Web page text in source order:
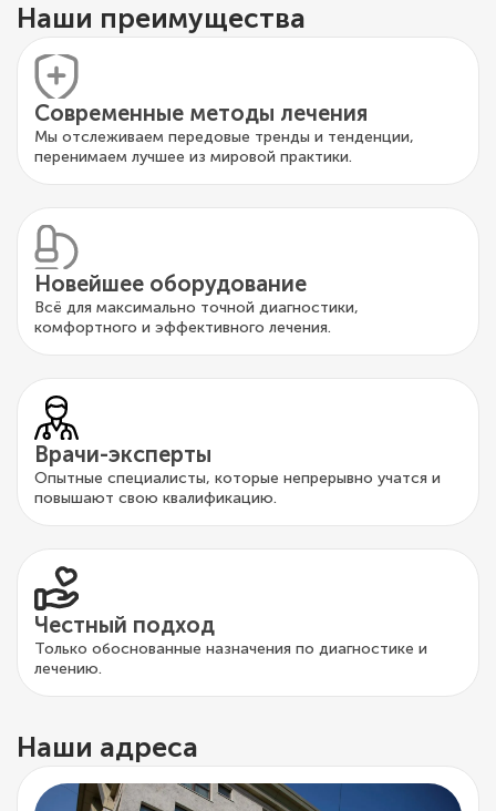
Наши преимущества
Современные методы лечения
Мы отслеживаем передовые тренды и тенденции,
перенимаем лучшее из мировой практики.
Новейшее оборудование
Всё для максимально точной диагностики,
комфортного и эффективного лечения.
Врачи-эксперты
Опытные специалисты, которые непрерывно учатся и
повышают свою квалификацию.
Честный подход
Только обоснованные назначения по диагностике и
лечению.
Наши адреса